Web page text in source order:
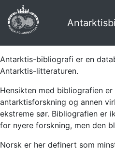
Antarktis-bibliografi er en
Antarktis-litteraturen.
Hensikten med bibliografien
antarktisforskning og annen
ekstreme sør. Bibliografien er
for nyere forskning, men den
Norsk er her definert som